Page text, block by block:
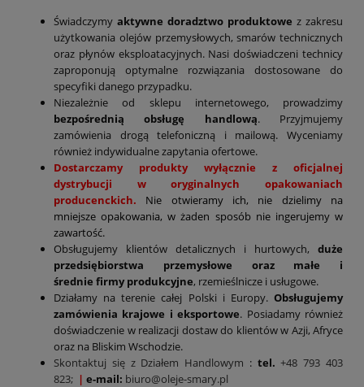
Świadczymy aktywne doradztwo produktowe z zakresu
użytkowania olejów przemysłowych, smarów technicznych
oraz płynów eksploatacyjnych. Nasi doświadczeni technicy
zaproponują optymalne rozwiązania dostosowane do
specyfiki danego przypadku.
Niezależnie od sklepu internetowego, prowadzimy
bezpośrednią obsługę handlową. Przyjmujemy
zamówienia drogą telefoniczną i mailową. Wyceniamy
również indywidualne zapytania ofertowe.
Dostarczamy produkty wyłącznie z oficjalnej
dystrybucji w oryginalnych opakowaniach
producenckich. Nie otwieramy ich, nie dzielimy na
mniejsze opakowania, w żaden sposób nie ingerujemy w
zawartość.
Obsługujemy klientów detalicznych i hurtowych, duże
przedsiębiorstwa przemysłowe oraz małe i
średnie firmy produkcyjne, rzemieślnicze i usługowe.
Działamy na terenie całej Polski i Europy. Obsługujemy
zamówienia krajowe i eksportowe. Posiadamy również
doświadczenie w realizacji dostaw do klientów w Azji, Afryce
oraz na Bliskim Wschodzie.
Skontaktuj się z Działem Handlowym : tel.+48 793 403
823; | e-mail: biuro@oleje-smary.pl